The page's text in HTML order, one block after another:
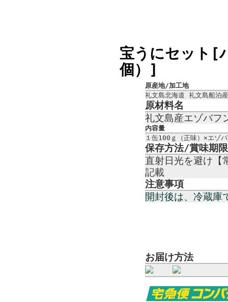
宝うにセット[
個）]
原産地/加工地
礼文島北海道 礼文島船
原材料名
礼文島産エゾバフ
内容量
１缶100ｇ（正味）×エゾ
保存方法/賞味期限
直射日光を避け
記載
注意事項
開封後は、冷蔵庫
お届け方法